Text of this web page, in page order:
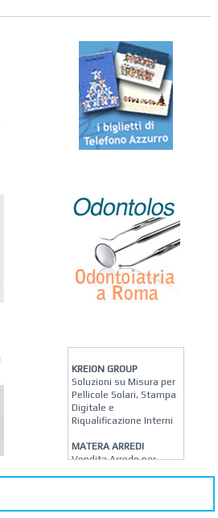
KREION GROUP
Soluzioni su Misura per
Pellicole Solari, Stampa
Digitale e
Riqualificazione Interni
MATERA ARREDI
Vendita Arredo per
STUDIO MICCI